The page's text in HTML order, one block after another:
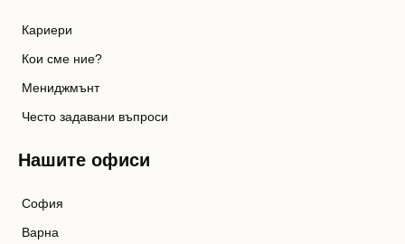
Кариери
Кои сме ние?
Мениджмънт
Често задавани въпроси
Нашите офиси
София
Варна